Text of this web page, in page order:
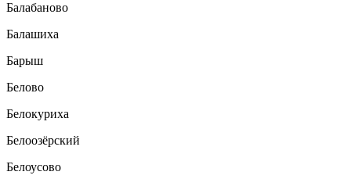
Балабаново
Балашиха
Барыш
Белово
Белокуриха
Белоозёрский
Белоусово